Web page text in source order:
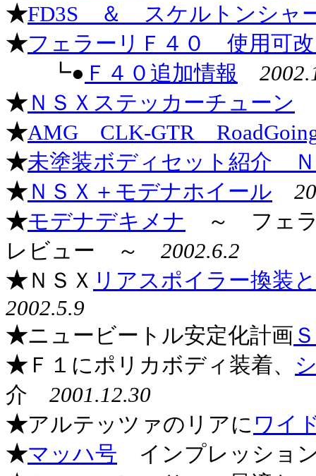
★FD3S ＆ スケルトンシャ
★フェラーリＦ４０ 使用可
┗● Ｆ４０追加情報
★ ＮＳＸステッカーチューン
★AMG CLK-GTR
★未塗装ボディセット紹介
★ ＮＳＸ＋モデナホイール
★モデナデキメナ ～ フェ
レビュー ～ 2002.6.2
★ ＮＳＸ リアスポイラー換装
2002.5.9
★ニュービートル安定化計画
★ Ｆ１にポリカボディ装着、
介 2001.12.30
★アルテッツァのリアに ワイ
★マッハ号 インプレッショ